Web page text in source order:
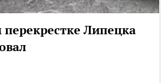
Липецка